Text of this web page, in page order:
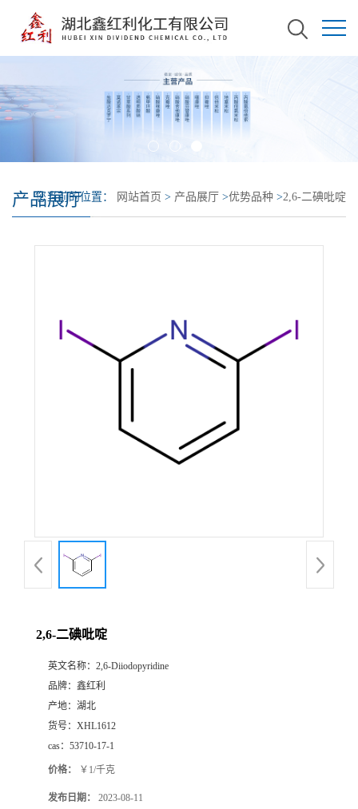
产品展厅
您当前的位置： 网站首页 > 产品展厅 >优势品种 >2,6-二碘吡啶
2,6-二碘吡啶
英文名称： 2,6-Diiodopyridine
品牌： 鑫红利
产地： 湖北
货号： XHL1612
cas： 53710-17-1
价格： ￥1/千克
发布日期： 2023-08-11